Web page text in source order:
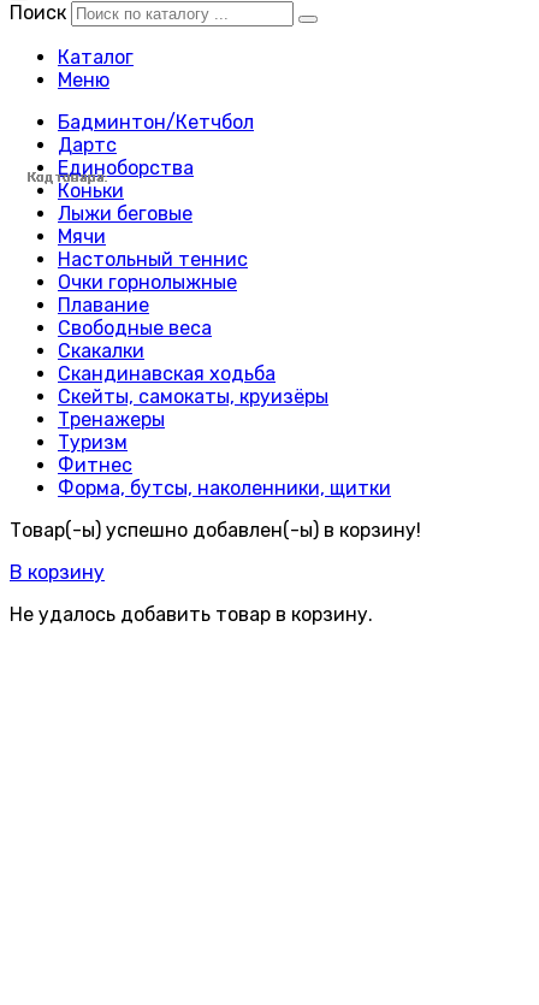
Код товара:
Код товара:
Код товара:
Код товара:
Код товара:
Код товара:
Код товара:
Код товара:
Код товара:
Код товара:
Код товара:
Код товара:
Код товара:
Код товара:
Код товара:
Код товара:
Код товара:
Код товара:
Код товара:
Код товара:
Код товара:
Код товара:
Код товара:
Код товара:
Поиск
Каталог
Меню
Бадминтон/Кетчбол
Дартс
Единоборства
Коньки
Лыжи беговые
Мячи
Настольный теннис
Очки горнолыжные
Плавание
Свободные веса
Скакалки
Скандинавская ходьба
Скейты, самокаты, круизёры
Тренажеры
Туризм
Фитнес
Форма, бутсы, наколенники, щитки
Товар(-ы) успешно добавлен(-ы) в корзину!
В корзину
Не удалось добавить товар в корзину.